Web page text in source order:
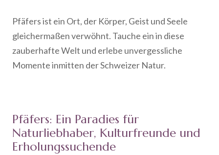
Pfäfers ist ein Ort, der Körper, Geist und Seele
gleichermaßen verwöhnt. Tauche ein in diese
zauberhafte Welt und erlebe unvergessliche
Momente inmitten der Schweizer Natur.
Pfäfers: Ein Paradies für
Naturliebhaber, Kulturfreunde und
Erholungssuchende